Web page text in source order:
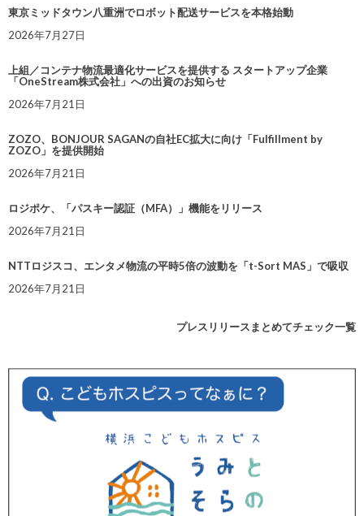
東京ミッドタウン八重洲でロボット配送サービスを本格始動
2026年7月27日
上組／コンテナ物流最適化サービスを提供する スタートアップ企業
「OneStream株式会社」への出資のお知らせ
2026年7月21日
ZOZO、BONJOUR SAGANの自社EC拡大に向け「Fulfillment by
ZOZO」を提供開始
2026年7月21日
ロジポケ、「パスキー認証（MFA）」機能をリリース
2026年7月21日
NTTロジスコ、エンタメ物流の平時5倍の波動を「t-Sort MAS」で吸収
2026年7月21日
プレスリリースまとめてチェック一覧